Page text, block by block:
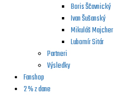
Boris Ščavnický
Ivan Šušanský
Mikuláš Majcher
Lubomír Sitár
Partneri
Výsledky
Fanshop
2 % z dane